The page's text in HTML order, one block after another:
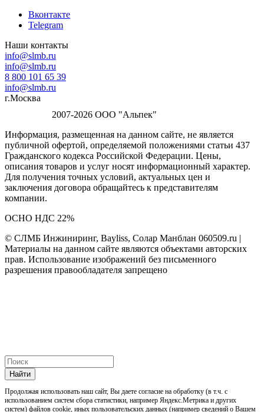
Вконтакте
Telegram
Наши контакты
info@slmb.ru
info@slmb.ru
8 800 101 65 39
info@slmb.ru
г.Москва
2007-2026 ООО "Альпек"
Информация, размещенная на данном сайте, не является
публичной офертой, определяемой положениями статьи 437
Гражданского кодекса Российской Федерации. Цены,
описания товаров и услуг носят информационный характер.
Для получения точных условий, актуальных цен и
заключения договора обращайтесь к представителям
компании.
ОСНО НДС 22%
© СЛМБ Инжиниринг, Bayliss, Солар Манблан 060509.ru |
Материалы на данном сайте являются объектами авторских
прав. Использование изображений без письменного
разрешения правообладателя запрещено
Найти
Продолжая использовать наш cайт, Вы даете согласие на обработку (в т.ч. с
использованием систем сбора статистики, например Яндекс.Метрика и других
систем) файлов cookie, иных пользовательских данных (например сведений о Вашем